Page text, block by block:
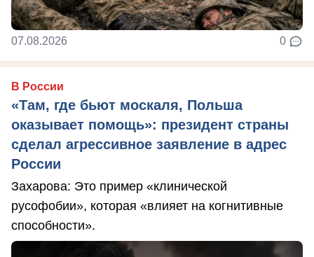
07.08.2026 0
В России
«Там, где бьют москаля, Польша
оказывает помощь»: президент страны
сделал агрессивное заявление в адрес
России
Захарова: Это пример «клинической
русофобии», которая «влияет на когнитивные
способности».